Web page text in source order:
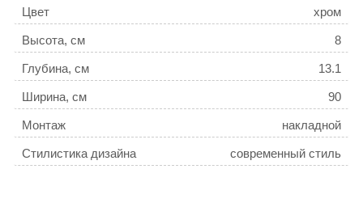
Цвет хром
Высота, см 8
Глубина, см 13.1
Ширина, см 90
Монтаж накладной
Стилистика дизайна современный стиль